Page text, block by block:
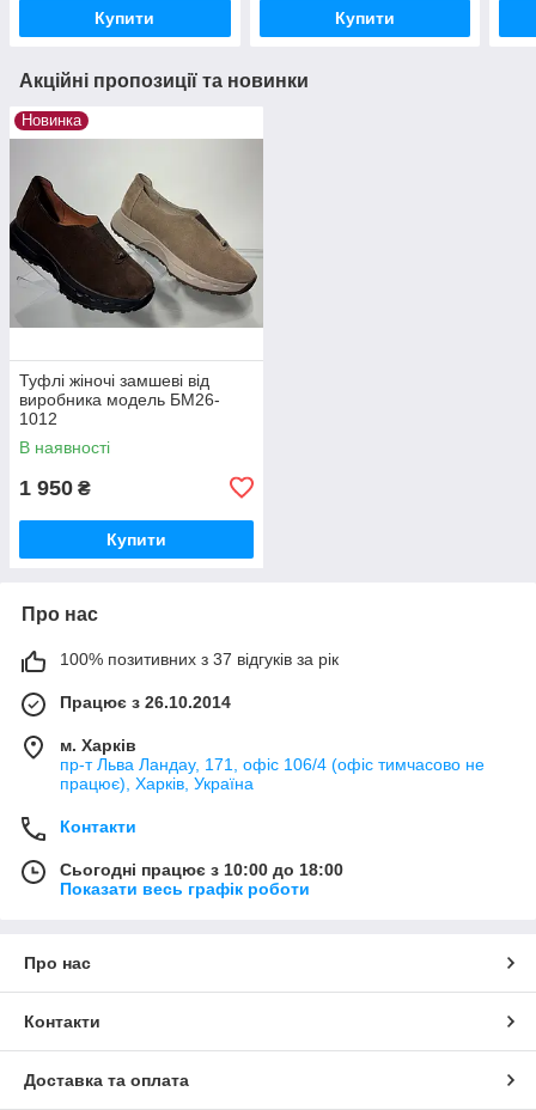
Купити Купити
Акційні пропозиції та новинки
Новинка
Туфлі жіночі замшеві від
виробника модель БМ26-
1012
В наявності
1 950 ₴
Купити
Про нас
100% позитивних з 37 відгуків за рік
Працює з 26.10.2014
м. Харків
пр-т Льва Ландау, 171, офіс 106/4 (офіс тимчасово не
працює), Харків, Україна
Контакти
Сьогодні працює з 10:00 до 18:00
Показати весь графік роботи
Про нас
Контакти
Доставка та оплата